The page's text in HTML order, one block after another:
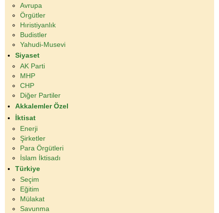
Avrupa
Örgütler
Hıristiyanlık
Budistler
Yahudi-Musevi
Siyaset
AK Parti
MHP
CHP
Diğer Partiler
Akkalemler Özel
İktisat
Enerji
Şirketler
Para Örgütleri
İslam İktisadı
Türkiye
Seçim
Eğitim
Mülakat
Savunma